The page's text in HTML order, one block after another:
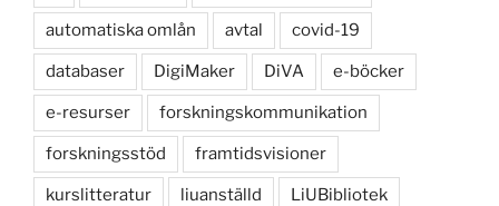
automatiska omlån avtal covid-19
databaser DigiMaker DiVA e-böcker
e-resurser forskningskommunikation
forskningsstöd framtidsvisioner
kurslitteratur liuanställd LiUBibliotek